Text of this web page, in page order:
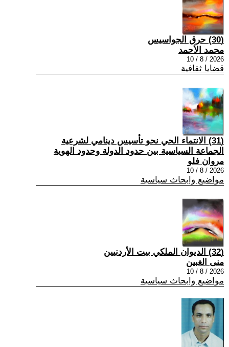
(30) حرق الجواسيس
محمد الأحمد
2026 / 8 / 10
قضايا ثقافية
(31) الانتماء الحي نحو تأسيس دينامي لشرعية
الجماعة السياسية بين حدود الدولة وحدود الهوية
مروان فلو
2026 / 8 / 10
مواضيع وابحاث سياسية
(32) الديوان الملكي بيت الأردنيين
منى الغبين
2026 / 8 / 10
مواضيع وابحاث سياسية